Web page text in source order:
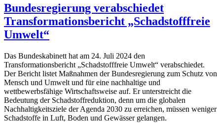
Bundesregierung verabschiedet
Transformationsbericht „Schadstofffreie
Umwelt“
Das Bundeskabinett hat am 24. Juli 2024 den
Transformationsbericht „Schadstofffreie Umwelt“ verabschiedet.
Der Bericht listet Maßnahmen der Bundesregierung zum Schutz von
Mensch und Umwelt und für eine nachhaltige und
wettbewerbsfähige Wirtschaftsweise auf. Er unterstreicht die
Bedeutung der Schadstoffreduktion, denn um die globalen
Nachhaltigkeitsziele der Agenda 2030 zu erreichen, müssen weniger
Schadstoffe in Luft, Boden und Gewässer gelangen.